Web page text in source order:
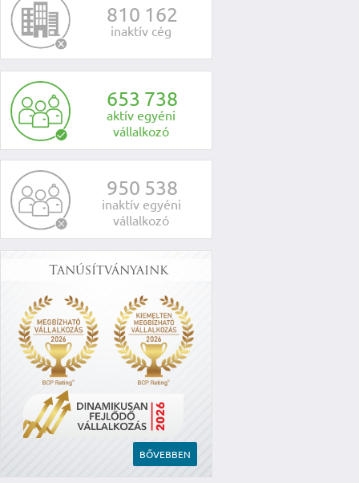
810 162
inaktív cég
653 738
aktív egyéni
vállalkozó
950 538
inaktív egyéni
vállalkozó
Tanúsítványaink
BŐVEBBEN